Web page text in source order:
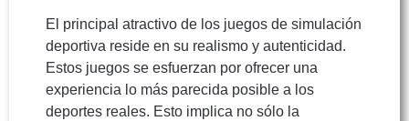
El principal atractivo de los juegos de simulación
deportiva reside en su realismo y autenticidad.
Estos juegos se esfuerzan por ofrecer una
experiencia lo más parecida posible a los
deportes reales. Esto implica no sólo la